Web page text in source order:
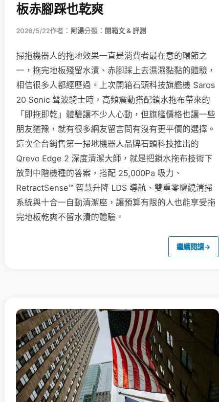
板赤腳踩也乾爽
2026/5/22作者： 阿湯分類： 開箱文 & 評測
掃拖機器人的拖地效果一直是消費者最在意的環節之
一，拖完地板殘留水漬、赤腳踩上去濕濕黏黏的體驗，
相信很多人都經歷過。上次開箱石頭科技旗艦機 Saros
20 Sonic 聲波騎士時，高頻震動搭配鎖水拖布帶來的
「即拖即乾」體驗讓不少人心動，但旗艦價格也讓一些
朋友猶豫，就有很多網友留言問有沒有更平價的選擇。
這次全台銷售第一掃地機器人品牌石頭科技推出的
Qrevo Edge 2 深度清潔大師，就是把鎖水拖布技術下
放到中階機種的答案，搭配 25,000Pa 吸力、
RetractSense™ 智慧升降 LDS 導航、雙重零纏繞清掃
系統與十合一自動清潔座，讓預算有限的人也能享受拖
完地板乾爽不留水漬的體驗。
繼續閱讀→